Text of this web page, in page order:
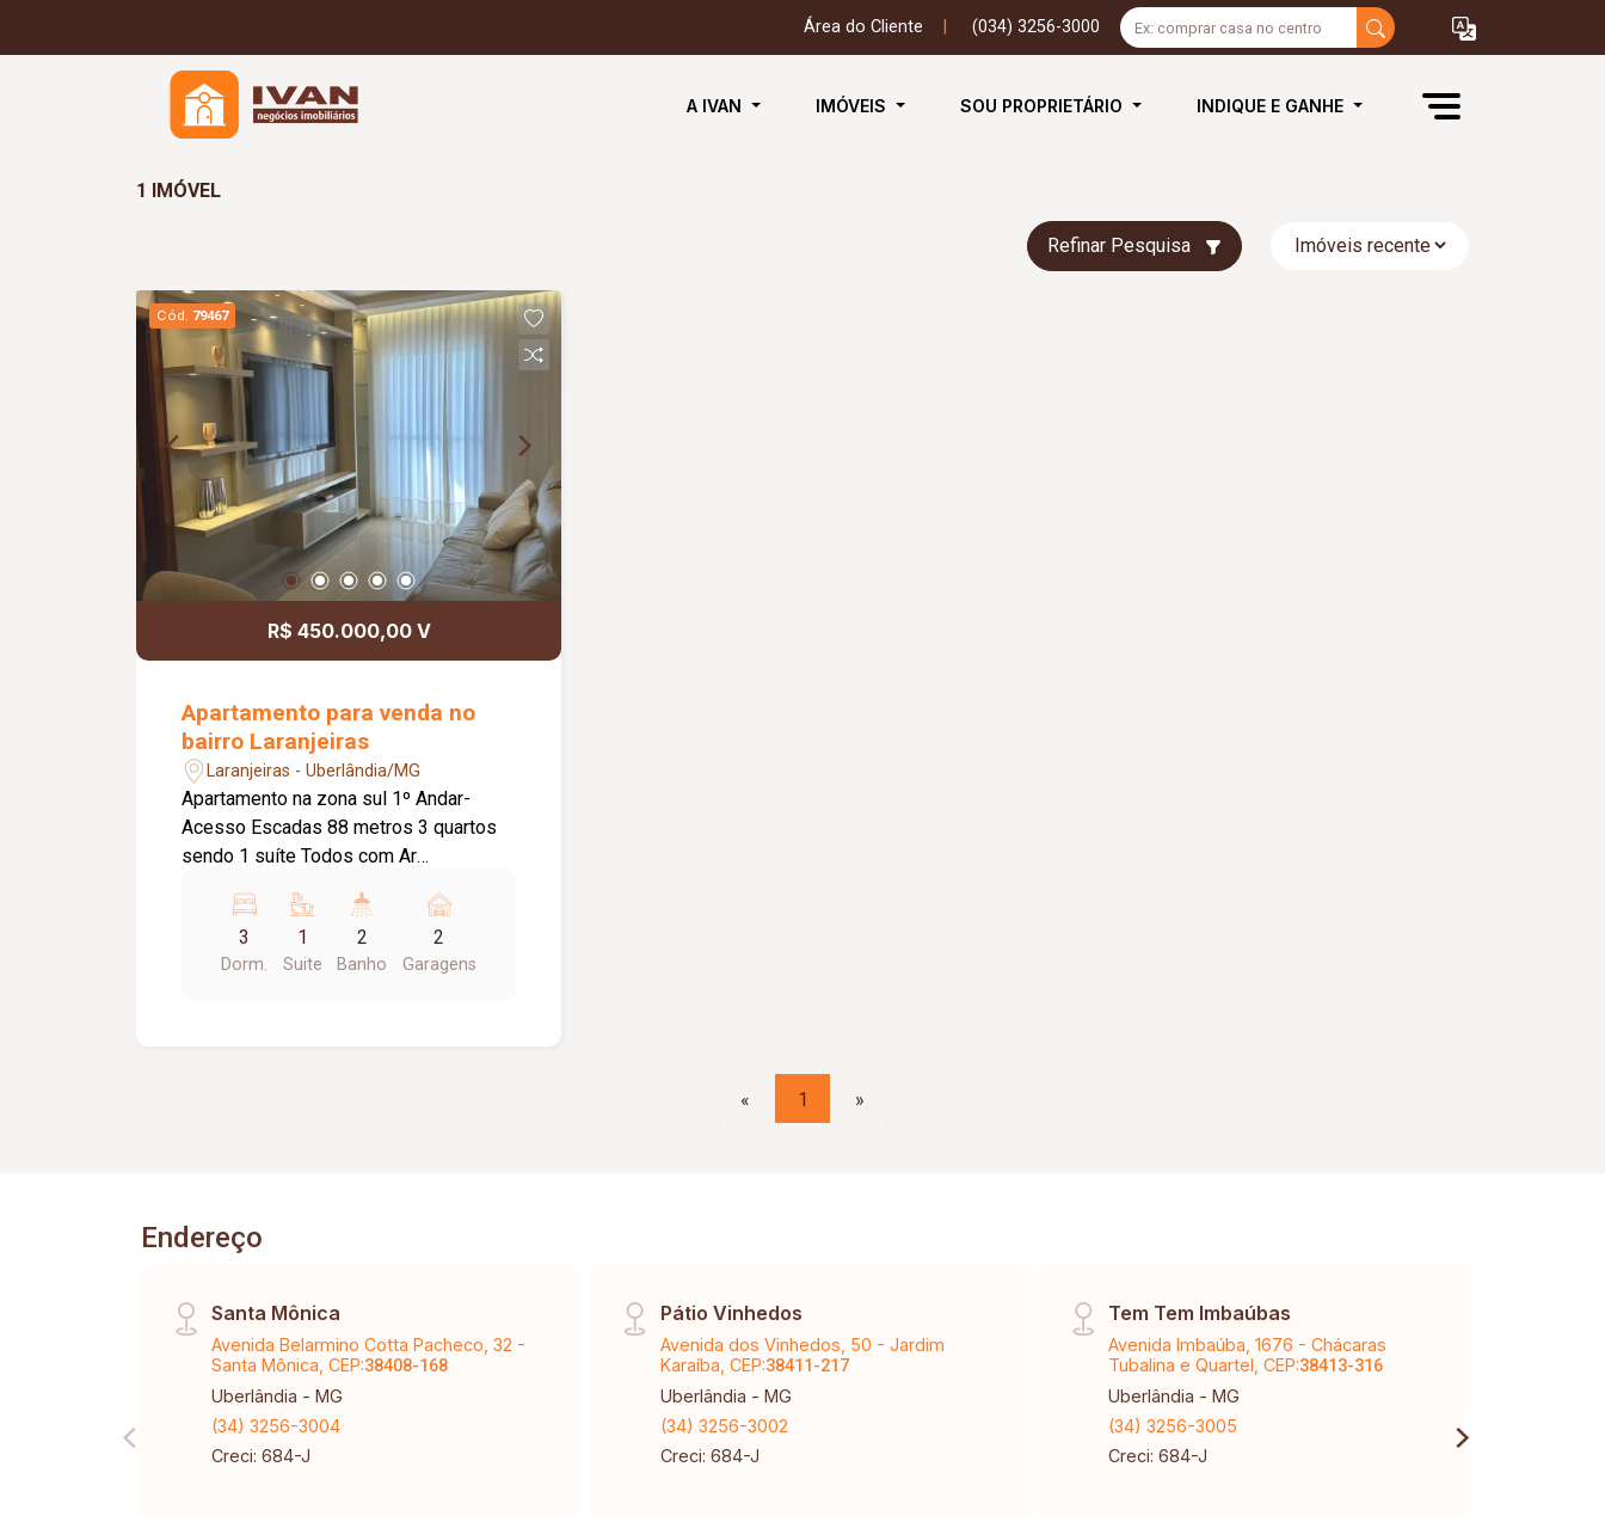
Área do Cliente (034) 3256-3000
A IVAN IMÓVEIS SOU PROPRIETÁRIO INDIQUE E GANHE
1 IMÓVEL
Refinar Pesquisa
Cód. 79467
R$ 450.000,00 V
Apartamento para venda no
bairro Laranjeiras
Laranjeiras - Uberlândia/MG
Apartamento na zona sul 1º Andar-
Acesso Escadas 88 metros 3 quartos
sendo 1 suíte Todos com Ar
Blindex. Sala em 02 ambientes Varanda
Gourmet. Cozinha completa e Área de
serviço. Com planejados em todos os
3
Dorm.
1
Suite
2
Banho
2
Garagens
« 1 »
Endereço
Santa Mônica
Avenida Belarmino Cotta Pacheco, 32 -
Santa Mônica, CEP:38408-168
Uberlândia - MG
(34) 3256-3004
Creci: 684-J
Pátio Vinhedos
Avenida dos Vinhedos, 50 - Jardim
Karaíba, CEP:38411-217
Uberlândia - MG
(34) 3256-3002
Creci: 684-J
Tem Tem Imbaúbas
Avenida Imbaúba, 1676 - Chácaras
Tubalina e Quartel, CEP:38413-316
Uberlândia - MG
(34) 3256-3005
Creci: 684-J